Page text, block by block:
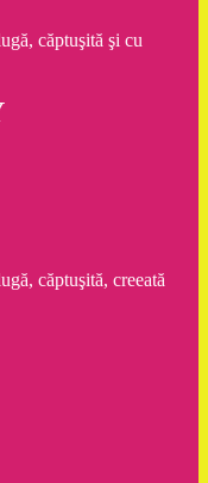
căptuşită şi cu
căptuşită, creeată